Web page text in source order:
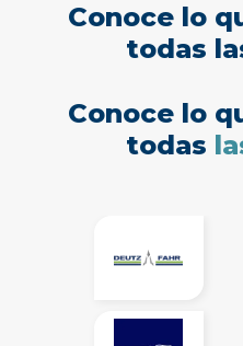
Conoce lo
todas
Conoce lo
todas